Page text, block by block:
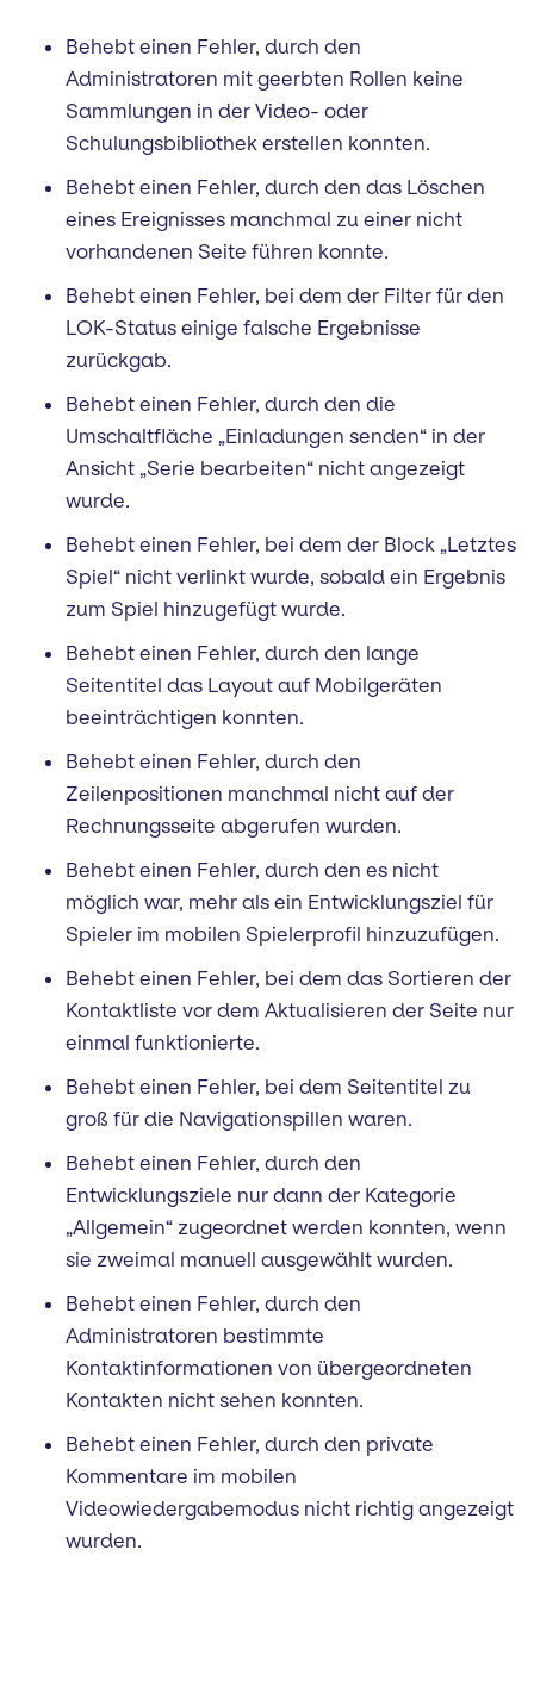
Behebt einen Fehler, durch den
Administratoren mit geerbten Rollen keine
Sammlungen in der Video- oder
Schulungsbibliothek erstellen konnten.
Behebt einen Fehler, durch den das Löschen
eines Ereignisses manchmal zu einer nicht
vorhandenen Seite führen konnte.
Behebt einen Fehler, bei dem der Filter für den
LOK-Status einige falsche Ergebnisse
zurückgab.
Behebt einen Fehler, durch den die
Umschaltfläche „Einladungen senden“ in der
Ansicht „Serie bearbeiten“ nicht angezeigt
wurde.
Behebt einen Fehler, bei dem der Block „Letztes
Spiel“ nicht verlinkt wurde, sobald ein Ergebnis
zum Spiel hinzugefügt wurde.
Behebt einen Fehler, durch den lange
Seitentitel das Layout auf Mobilgeräten
beeinträchtigen konnten.
Behebt einen Fehler, durch den
Zeilenpositionen manchmal nicht auf der
Rechnungsseite abgerufen wurden.
Behebt einen Fehler, durch den es nicht
möglich war, mehr als ein Entwicklungsziel für
Spieler im mobilen Spielerprofil hinzuzufügen.
Behebt einen Fehler, bei dem das Sortieren der
Kontaktliste vor dem Aktualisieren der Seite nur
einmal funktionierte.
Behebt einen Fehler, bei dem Seitentitel zu
groß für die Navigationspillen waren.
Behebt einen Fehler, durch den
Entwicklungsziele nur dann der Kategorie
„Allgemein“ zugeordnet werden konnten, wenn
sie zweimal manuell ausgewählt wurden.
Behebt einen Fehler, durch den
Administratoren bestimmte
Kontaktinformationen von übergeordneten
Kontakten nicht sehen konnten.
Behebt einen Fehler, durch den private
Kommentare im mobilen
Videowiedergabemodus nicht richtig angezeigt
wurden.